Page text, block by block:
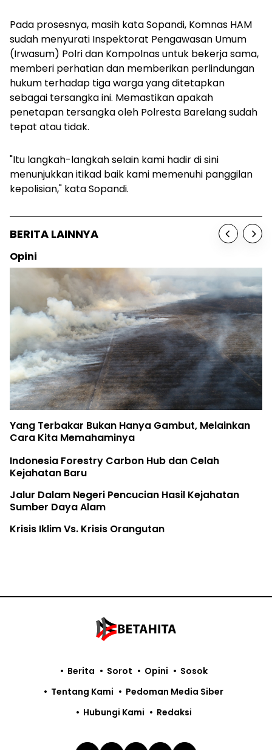
Pada prosesnya, masih kata Sopandi, Komnas HAM
sudah menyurati Inspektorat Pengawasan Umum
(Irwasum) Polri dan Kompolnas untuk bekerja sama,
memberi perhatian dan memberikan perlindungan
hukum terhadap tiga warga yang ditetapkan
sebagai tersangka ini. Memastikan apakah
penetapan tersangka oleh Polresta Barelang sudah
tepat atau tidak.
"Itu langkah-langkah selain kami hadir di sini
menunjukkan itikad baik kami memenuhi panggilan
kepolisian," kata Sopandi.
BERITA LAINNYA
Opini
Yang Terbakar Bukan Hanya Gambut, Melainkan
Cara Kita Memahaminya
Indonesia Forestry Carbon Hub dan Celah
Kejahatan Baru
Jalur Dalam Negeri Pencucian Hasil Kejahatan
Sumber Daya Alam
Krisis Iklim Vs. Krisis Orangutan
Berita Sorot Opini
Sosok
Tentang Kami
Pedoman Media Siber
Hubungi Kami
Redaksi